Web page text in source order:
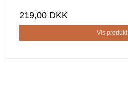
219,00 DKK
Vis produkt